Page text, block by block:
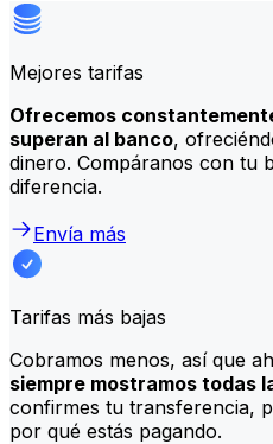
Mejores tarifas
Ofrecemos
superan al banco,
dinero. Compáranos con tu
diferencia.
Envía más
Tarifas más bajas
Cobramos menos, así que
siempre mostramos todas
confirmes tu transferencia,
por qué estás pagando.